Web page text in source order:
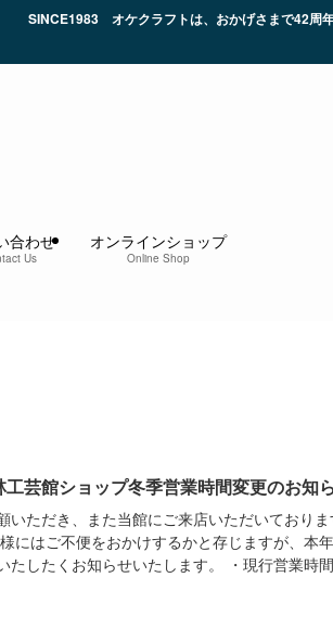
SINCE1983 オケクラフトは、おかげさまで42周年。
合わせ
Us
オンラインショップ
Online Shop
芸館ショップ冬季営業時間変更のお知
いただき、また当館にご来店いただいており
にはご不便をおかけするかと存じますが、本
たしたくお知らせいたします。 ・現行営業時